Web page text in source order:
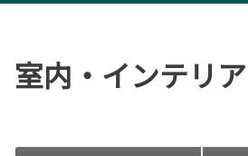
室内・インテリア